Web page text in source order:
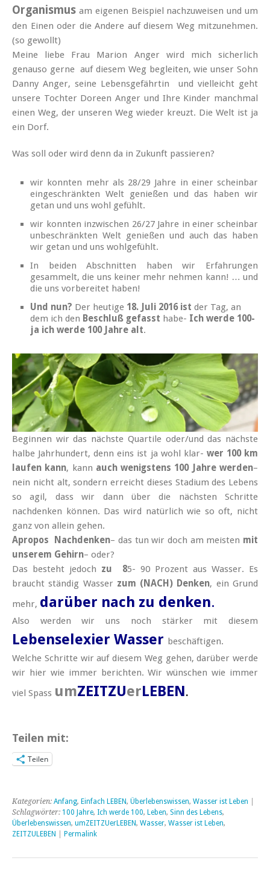
Organismus am eigenen Beispiel nachzuweisen und um
den Einen oder die Andere auf diesem Weg mitzunehmen.
(so gewollt)
Meine liebe Frau Marion Anger wird mich sicherlich
genauso gerne auf diesem Weg begleiten, wie unser Sohn
Danny Anger, seine Lebensgefährtin und vielleicht geht
unsere Tochter Doreen Anger und Ihre Kinder manchmal
einen Weg, der unseren Weg wieder kreuzt. Die Welt ist ja
ein Dorf.
Was soll oder wird denn da in Zukunft passieren?
wir konnten mehr als 28/29 Jahre in einer scheinbar
eingeschränkten Welt genießen und das haben wir
getan und uns wohl gefühlt.
wir konnten inzwischen 26/27 Jahre in einer scheinbar
unbeschränkten Welt genießen und auch das haben
wir getan und uns wohlgefühlt.
In beiden Abschnitten haben wir Erfahrungen
gesammelt, die uns keiner mehr nehmen kann! … und
die uns vorbereitet haben!
Und nun? Der heutige 18. Juli 2016 ist der Tag, an
dem ich den Beschluß gefasst habe- Ich werde 100-
ja ich werde 100 Jahre alt.
Beginnen wir das nächste Quartile oder/und das nächste
halbe Jahrhundert, denn eins ist ja wohl klar- wer 100 km
laufen kann, kann auch wenigstens 100 Jahre werden–
nein nicht alt, sondern erreicht dieses Stadium des Lebens
so agil, dass wir dann über die nächsten Schritte
nachdenken können. Das wird natürlich wie so oft, nicht
ganz von allein gehen.
Apropos Nachdenken– das tun wir doch am meisten mit
unserem Gehirn– oder?
Das besteht jedoch zu 85- 90 Prozent aus Wasser. Es
braucht ständig Wasser zum (NACH) Denken, ein Grund
mehr, darüber nach zu denken.
Also werden wir uns noch stärker mit diesem
Lebenselexier Wasser beschäftigen.
Welche Schritte wir auf diesem Weg gehen, darüber werde
wir hier wie immer berichten. Wir wünschen wie immer
viel Spass umZEITZUerLEBEN.
Teilen mit:
Teilen
Kategorien: Anfang, Einfach LEBEN, Überlebenswissen, Wasser ist Leben
Schlagwörter: 100 Jahre, Ich werde 100, Leben, Sinn des Lebens,
Überlebenswissen, umZEITZUerLEBEN, Wasser, Wasser ist Leben,
ZEITZULEBEN
Permalink